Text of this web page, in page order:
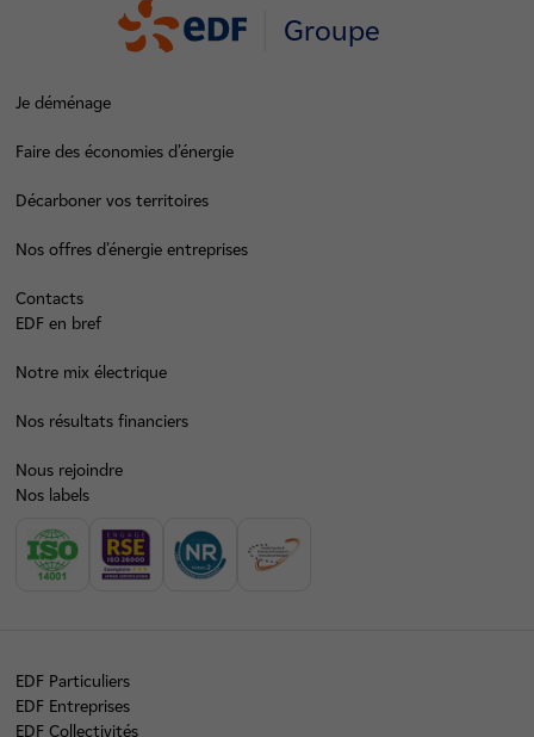
Groupe
Je déménage
Faire des économies d’énergie
Décarboner vos territoires
Nos offres d’énergie entreprises
Contacts
EDF en bref
Notre mix électrique
Nos résultats financiers
Nous rejoindre
Nos labels
EDF Particuliers
EDF Entreprises
EDF Collectivités